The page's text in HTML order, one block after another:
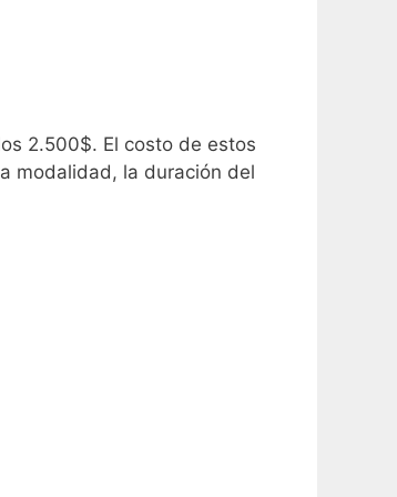
2.500$. El costo de estos
modalidad, la duración del